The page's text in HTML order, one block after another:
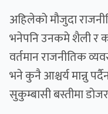
अहिलेको मौजुदा
भनेपनि उनकमे शैली र
वर्तमान राजनीतिक
भने कुनै आश्चर्य मान्नु
सुकुम्बासी बस्तीमा